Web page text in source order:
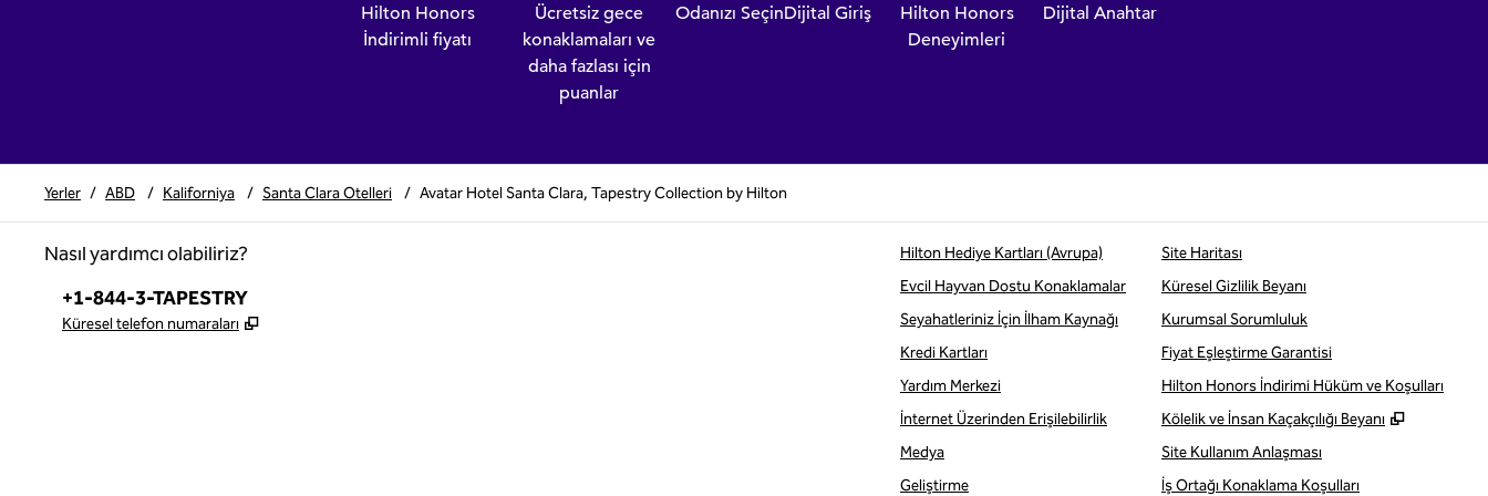
Hilton Honors
İndirimli fiyatı
Ücretsiz gece
konaklamaları ve
daha fazlası için
puanlar
Odanızı SeçinDijital Giriş
Hilton Honors
Deneyimleri
Dijital Anahtar
Yerler / ABD / Kaliforniya / Santa Clara Otelleri / Avatar Hotel Santa Clara, Tapestry Collection by Hilton
Nasıl yardımcı olabiliriz?
Telefon:
+1-844-3-TAPESTRY
Küresel telefon numaraları ,
Hilton Hediye Kartları (Avrupa)
Evcil Hayvan Dostu Konaklamalar
Seyahatleriniz İçin İlham Kaynağı
Kredi Kartları
Yardım Merkezi
İnternet Üzerinden Erişilebilirlik
Medya
Geliştirme
Site Haritası
Küresel Gizlilik Beyanı
Kurumsal Sorumluluk
Fiyat Eşleştirme Garantisi
Hilton Honors İndirimi Hüküm ve Koşulları
Kölelik ve İnsan Kaçakçılığı Beyanı
,
Site Kullanım Anlaşması
İş Ortağı Konaklama Koşulları